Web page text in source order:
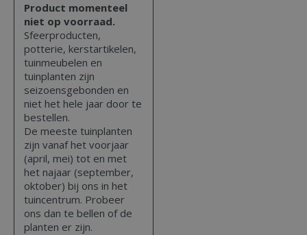
Product momenteel
niet op voorraad.
Sfeerproducten,
potterie, kerstartikelen,
tuinmeubelen en
tuinplanten zijn
seizoensgebonden en
niet het hele jaar door te
bestellen.
De meeste tuinplanten
zijn vanaf het voorjaar
(april, mei) tot en met
het najaar (september,
oktober) bij ons in het
tuincentrum. Probeer
ons dan te bellen of de
planten er zijn.